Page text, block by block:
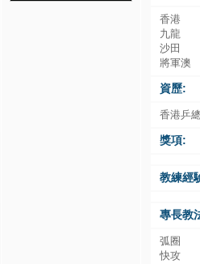
香港
九龍
沙田
將軍澳
資歷:
香港乒
獎項:
教練經
專長教
弧圈
快攻